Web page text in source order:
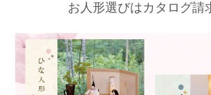
お人形選びはカタログ請